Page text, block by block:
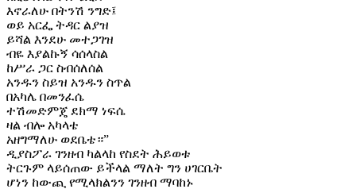
እኖራለሁ በትንሽ ንግድ፤
ወይ አርፌ ትዳር ልያዝ
ይሻል እንደሁ መተጋገዝ
ብዬ እያልኩኝ ሳሰላስል
ከሥራ ጋር ስብሰለሰል
አንዱን ስይዝ አንዱን ስጥል
በአካሌ በመንፈሴ
ተሽመድምጄ ደክማ ነፍሴ
ዛል ብሎ አካላቴ
አዘግማለሁ ወደቤቴ።”
ዲያስፖራ ገንዘብ ካልላከ የስደት ሕይወቱ
ትርጉም ላይሰጠው ይችላል ማለት ግን ሀገርቤት
ሆነን ከውጪ የሚላክልንን ገንዘብ ማባከኑ